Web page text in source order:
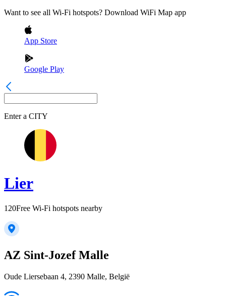
Want to see all Wi-Fi hotspots? Download WiFi Map app
App Store
Google Play
Enter a CITY
Lier
120Free Wi-Fi hotspots nearby
AZ Sint-Jozef Malle
Oude Liersebaan 4, 2390 Malle, België